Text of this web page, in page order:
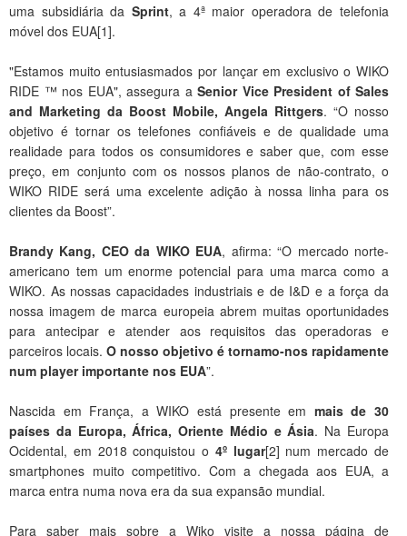
uma subsidiária da Sprint, a 4ª maior operadora de telefonia
móvel dos EUA[1].
"Estamos muito entusiasmados por lançar em exclusivo o WIKO
RIDE ™ nos EUA", assegura a Senior Vice President of Sales
and Marketing da Boost Mobile, Angela Rittgers. “O nosso
objetivo é tornar os telefones confiáveis ​​e de qualidade uma
realidade para todos os consumidores e saber que, com esse
preço, em conjunto com os nossos planos de não-contrato, o
WIKO RIDE será uma excelente adição à nossa linha para os
clientes da Boost”.
Brandy Kang, CEO da WIKO EUA, afirma: “O mercado norte-
americano tem um enorme potencial para uma marca como a
WIKO. As nossas capacidades industriais e de I&D e a força da
nossa imagem de marca europeia abrem muitas oportunidades
para antecipar e atender aos requisitos das operadoras e
parceiros locais. O nosso objetivo é tornamo-nos rapidamente
num player importante nos EUA”.
Nascida em França, a WIKO está presente em mais de 30
países da Europa, África, Oriente Médio e Ásia. Na Europa
Ocidental, em 2018 conquistou o 4º lugar[2] num mercado de
smartphones muito competitivo. Com a chegada aos EUA, a
marca entra numa nova era da sua expansão mundial.
Para saber mais sobre a Wiko visite a nossa página de